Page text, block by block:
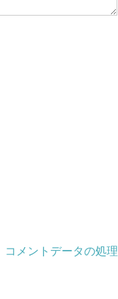
コメントデータの処理